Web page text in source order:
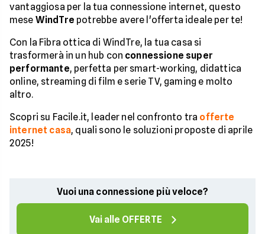
vantaggiosa per la tua connessione internet, questo
mese WindTre potrebbe avere l'offerta ideale per te!
Con la Fibra ottica di WindTre, la tua casa si
trasformerà in un hub con connessione super
performante, perfetta per smart-working, didattica
online, streaming di film e serie TV, gaming e molto
altro.
Scopri su Facile.it, leader nel confronto tra offerte
internet casa, quali sono le soluzioni proposte di aprile
2025!
Vuoi una connessione più veloce?
Vai alle OFFERTE